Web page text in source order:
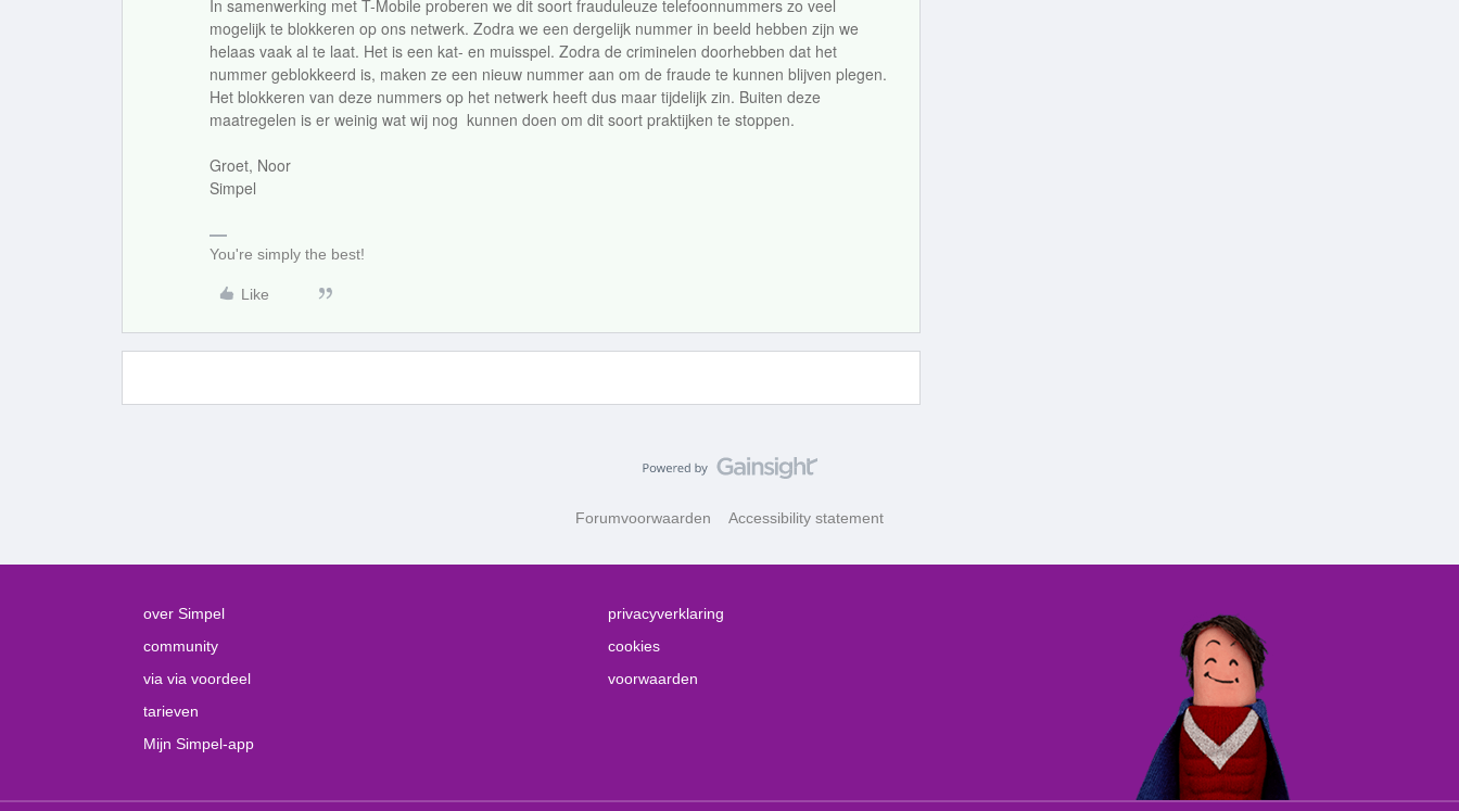
In samenwerking met T-Mobile proberen we dit soort frauduleuze telefoonnummers zo veel
mogelijk te blokkeren op ons netwerk. Zodra we een dergelijk nummer in beeld hebben zijn we
helaas vaak al te laat. Het is een kat- en muisspel. Zodra de criminelen doorhebben dat het
nummer geblokkeerd is, maken ze een nieuw nummer aan om de fraude te kunnen blijven plegen.
Het blokkeren van deze nummers op het netwerk heeft dus maar tijdelijk zin. Buiten deze
maatregelen is er weinig wat wij nog kunnen doen om dit soort praktijken te stoppen.
Groet, Noor
Simpel
You're simply the best!
Like
Forumvoorwaarden Accessibility statement
over Simpel
community
via via voordeel
tarieven
Mijn Simpel-app
privacyverklaring
cookies
voorwaarden